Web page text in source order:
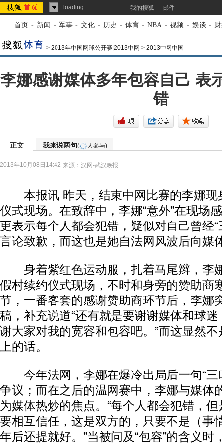
loading... 我的搜狐 邮件
首页 - 新闻 - 军事 - 文化 - 历史 - 体育 - NBA - 视频 - 娱谈 -
> 2013年中国网球公开赛|2013中网 > 2013中网中国
李娜感谢媒体多年包容自己 表
错
正文 我来说两句( 人参与)
2013年10月08日14:42 来源： 汉网-武汉晚报
本报讯 昨天，结束中网比赛的李娜现
仪式现场。在致辞中，李娜“意外”在现场
更表示每个人都会犯错，疑似对自己曾经“
言论致歉，而这也是她自法网风波后向媒
身着紫红色运动服，扎着马尾辫，李
假村续约仪式现场，不时和身旁的赞助商
节，一番客套的感谢赞助商环节后，李娜
稿，补充说道“还有就是要谢谢媒体和球
谢大家对我的宽容和包容吧。”而这显然
上的话。
今年法网，李娜在爆冷出局后一句“三
争议；而在之后的温网赛中，李娜与媒体
为媒体热炒的焦点。“每个人都会犯错，
要相互信任，这是双方的，只要不是（事
年后还提就好。”当被问及“包容”的含义时